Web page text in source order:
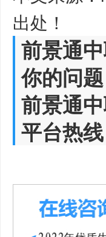
出处！
前景通
你的问
前景通
平台热线